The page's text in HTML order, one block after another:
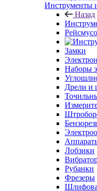
Инструменты
Назад
Замки
Наборы
Дрели и
Лобзики
Рубанки
Фрезеры